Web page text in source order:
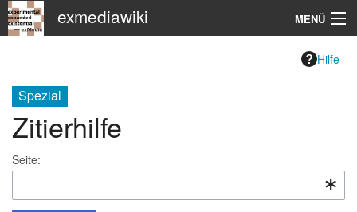
exmediawiki MENÜ
KHM
Hilfe
Spezial
Zitierhilfe
Seite: